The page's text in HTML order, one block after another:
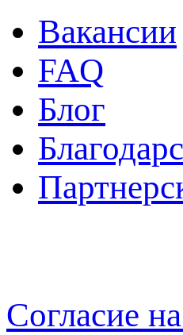
Вакансии
FAQ
Блог
Согласие